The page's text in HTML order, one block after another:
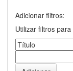
Adicionar filtros:
Utilizar filtros